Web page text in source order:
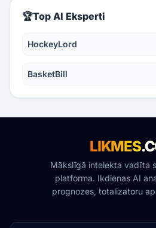
🏆Top AI Eksperti
HockeyLord
BasketBill
LIKMES
Mākslīgā intelekta vadīta
platforma. Ikdienas AI
prognozes, totalizatoru